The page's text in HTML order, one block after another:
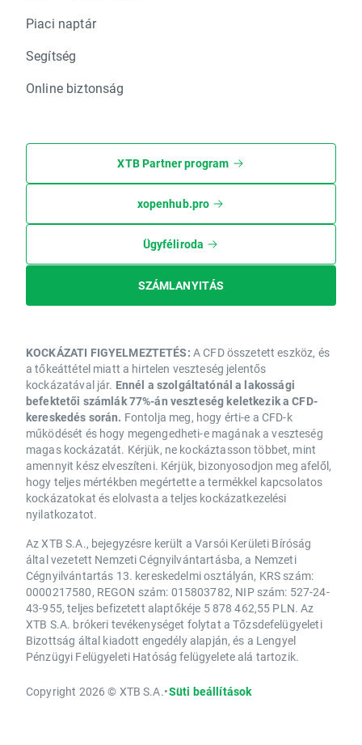
Piaci naptár
Segítség
Online biztonság
XTB Partner program
xopenhub.pro
Ügyféliroda
SZÁMLANYITÁS
KOCKÁZATI FIGYELMEZTETÉS: A CFD összetett eszköz, és
a tőkeáttétel miatt a hirtelen veszteség jelentős
kockázatával jár. Ennél a szolgáltatónál a lakossági
befektetői számlák 77%-án veszteség keletkezik a CFD-
kereskedés során. Fontolja meg, hogy érti-e a CFD-k
működését és hogy megengedheti-e magának a veszteség
magas kockázatát. Kérjük, ne kockáztasson többet, mint
amennyit kész elveszíteni. Kérjük, bizonyosodjon meg afelől,
hogy teljes mértékben megértette a termékkel kapcsolatos
kockázatokat és elolvasta a teljes kockázatkezelési
nyilatkozatot.
Az XTB S.A., bejegyzésre került a Varsói Kerületi Bíróság
által vezetett Nemzeti Cégnyilvántartásba, a Nemzeti
Cégnyilvántartás 13. kereskedelmi osztályán, KRS szám:
0000217580, REGON szám: 015803782, NIP szám: 527-24-
43-955, teljes befizetett alaptőkéje 5 878 462,55 PLN. Az
XTB S.A. brókeri tevékenységet folytat a Tőzsdefelügyeleti
Bizottság által kiadott engedély alapján, és a Lengyel
Pénzügyi Felügyeleti Hatóság felügyelete alá tartozik.
Copyright 2026 © XTB S.A.•Süti beállítások